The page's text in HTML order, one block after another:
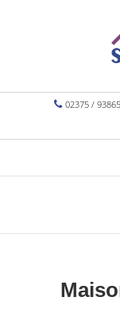
02375 /